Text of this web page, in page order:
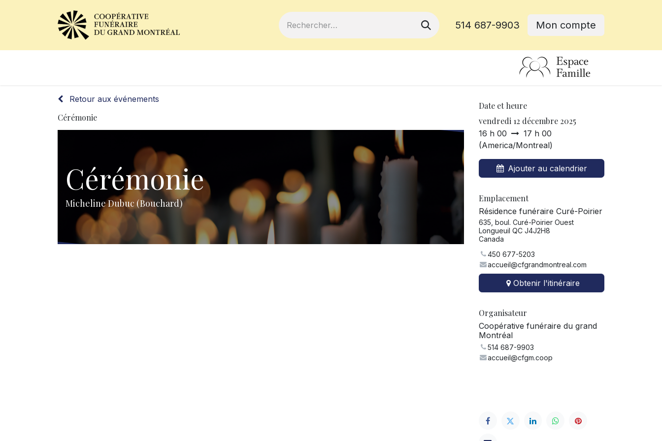
514 687-9903 Mon compte
Retour aux événements
Cérémonie
Cérémonie
Micheline Dubuc (Bouchard)
Date et heure
vendredi 12 décembre 2025
16 h 00
17 h 00
(America/Montreal)
Ajouter au calendrier
Emplacement
Résidence funéraire Curé-Poirier
635, boul. Curé-Poirier Ouest
Longueuil QC J4J2H8
Canada
450 677-5203
accueil@cfgrandmontreal.com
Obtenir l'itinéraire
Organisateur
Coopérative funéraire du grand
Montréal
514 687-9903
accueil@cfgm.coop